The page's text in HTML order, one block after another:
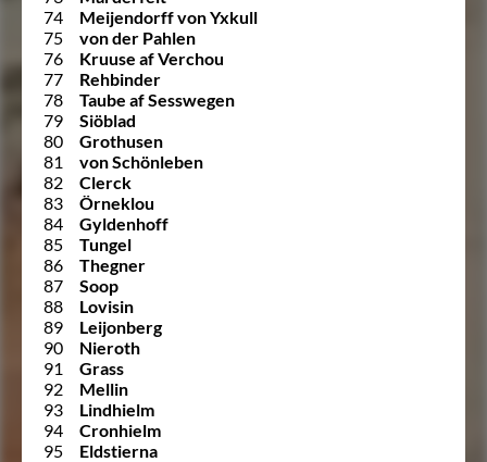
74
Meijendorff von Yxkull
75
von der Pahlen
76
Kruuse af Verchou
77
Rehbinder
78
Taube af Sesswegen
79
Siöblad
80
Grothusen
81
von Schönleben
82
Clerck
83
Örneklou
84
Gyldenhoff
85
Tungel
86
Thegner
87
Soop
88
Lovisin
89
Leijonberg
90
Nieroth
91
Grass
92
Mellin
93
Lindhielm
94
Cronhielm
95
Eldstierna